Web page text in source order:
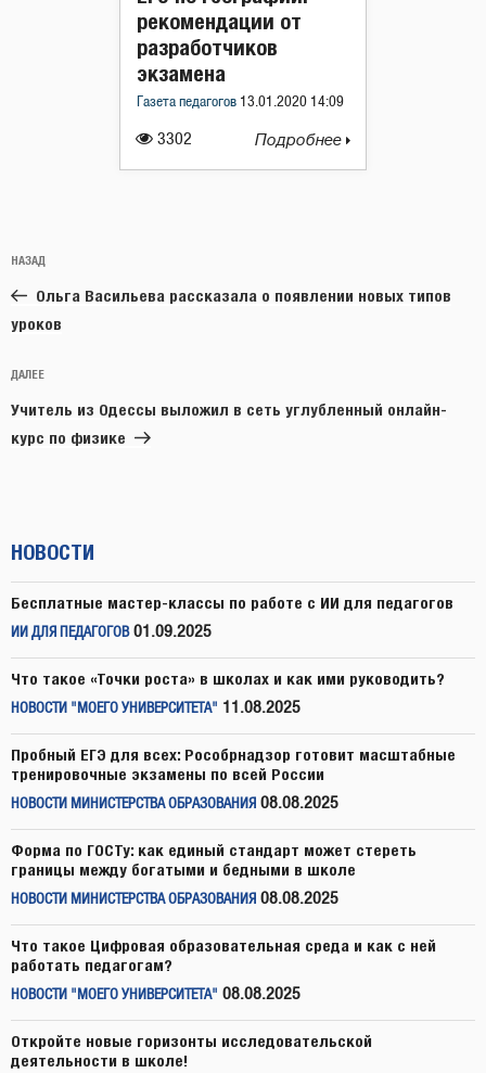
3302
рекомендации от
разработчиков
экзамена
Газета педагогов 13.01.2020 14:09
Подробнее
по
записям
Предыдущая
запись:
НАЗАД
Ольга Васильева рассказала о появлении новых типов
уроков
Следующая
запись
ДАЛЕЕ
Учитель из Одессы выложил в сеть углубленный онлайн-
курс по физике
НОВОСТИ
Бесплатные мастер-классы по работе с ИИ для педагогов
ИИ ДЛЯ ПЕДАГОГОВ 01.09.2025
Что такое «Точки роста» в школах и как ими руководить?
НОВОСТИ "МОЕГО УНИВЕРСИТЕТА" 11.08.2025
Пробный ЕГЭ для всех: Рособрнадзор готовит масштабные
тренировочные экзамены по всей России
НОВОСТИ МИНИСТЕРСТВА ОБРАЗОВАНИЯ 08.08.2025
Форма по ГОСТу: как единый стандарт может стереть
границы между богатыми и бедными в школе
НОВОСТИ МИНИСТЕРСТВА ОБРАЗОВАНИЯ 08.08.2025
Что такое Цифровая образовательная среда и как с ней
работать педагогам?
НОВОСТИ "МОЕГО УНИВЕРСИТЕТА" 08.08.2025
Откройте новые горизонты исследовательской
деятельности в школе!